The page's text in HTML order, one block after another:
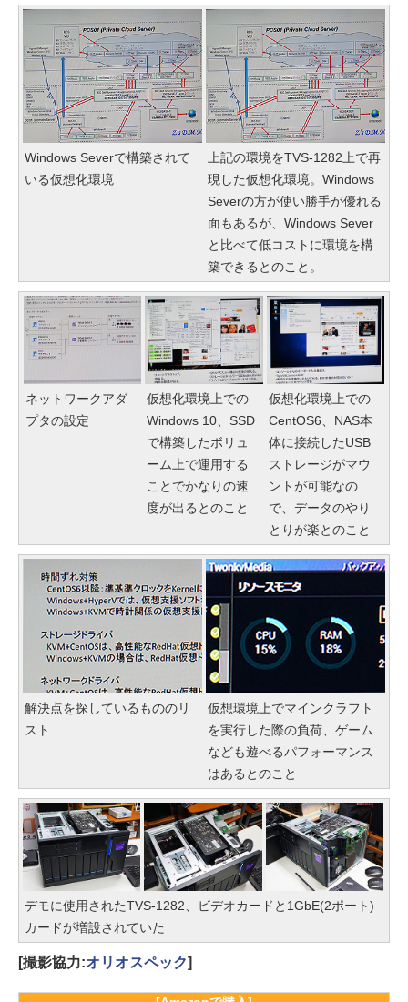
Windows Severで構築されて
いる仮想化環境
上記の環境をTVS-1282上で再
現した仮想化環境。Windows
Severの方が使い勝手が優れる
面もあるが、Windows Sever
と比べて低コストに環境を構
築できるとのこと。
ネットワークアダ
プタの設定
仮想化環境上での
Windows 10、SSD
で構築したボリュ
ーム上で運用する
ことでかなりの速
度が出るとのこと
仮想化環境上での
CentOS6、NAS本
体に接続したUSB
ストレージがマウ
ントが可能なの
で、データのやり
とりが楽とのこと
解決点を探しているもののリ
スト
仮想環境上でマインクラフト
を実行した際の負荷、ゲーム
なども遊べるパフォーマンス
はあるとのこと
デモに使用されたTVS-1282、ビデオカードと1GbE(2ポート)
カードが増設されていた
[撮影協力:オリオスペック]